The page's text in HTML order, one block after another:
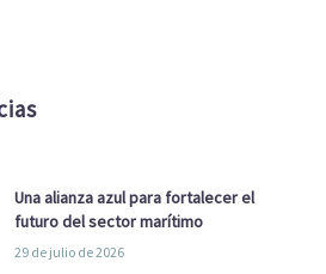
Una alianza azul para fortalecer el
futuro del sector marítimo
29 de julio de 2026